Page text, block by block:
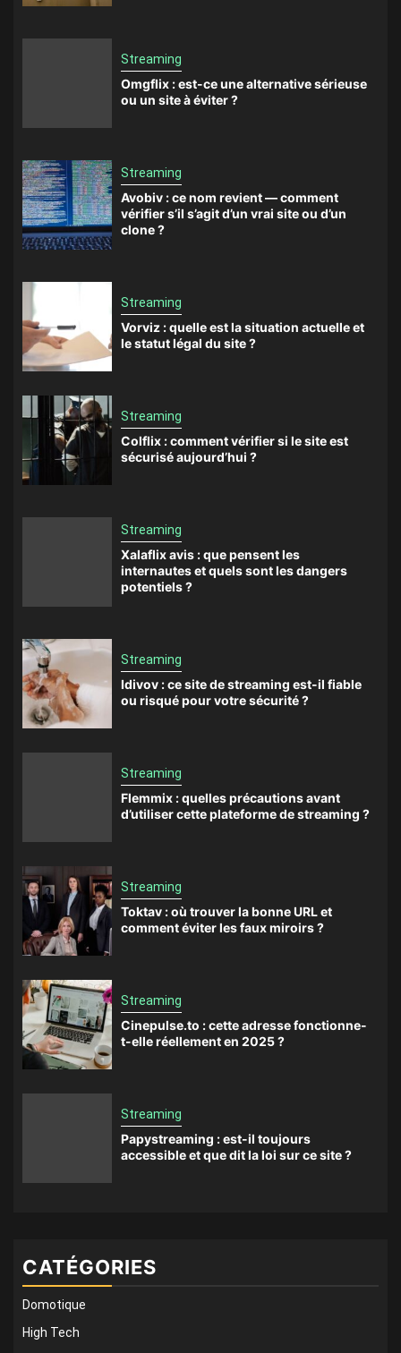
Streaming
Omgflix : est-ce une alternative sérieuse
ou un site à éviter ?
Streaming
Avobiv : ce nom revient — comment
vérifier s’il s’agit d’un vrai site ou d’un
clone ?
Streaming
Vorviz : quelle est la situation actuelle et
le statut légal du site ?
Streaming
Colflix : comment vérifier si le site est
sécurisé aujourd’hui ?
Streaming
Xalaflix avis : que pensent les
internautes et quels sont les dangers
potentiels ?
Streaming
Idivov : ce site de streaming est-il fiable
ou risqué pour votre sécurité ?
Streaming
Flemmix : quelles précautions avant
d’utiliser cette plateforme de streaming ?
Streaming
Toktav : où trouver la bonne URL et
comment éviter les faux miroirs ?
Streaming
Cinepulse.to : cette adresse fonctionne-
t-elle réellement en 2025 ?
Streaming
Papystreaming : est-il toujours
accessible et que dit la loi sur ce site ?
CATÉGORIES
Domotique
High Tech